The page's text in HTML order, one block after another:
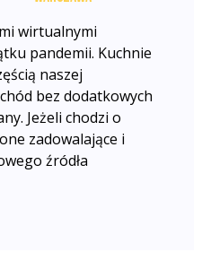
wirtualnymi
pandemii. Kuchnie
naszej
bez dodatkowych
Jeżeli chodzi o
zadowalające i
źródła